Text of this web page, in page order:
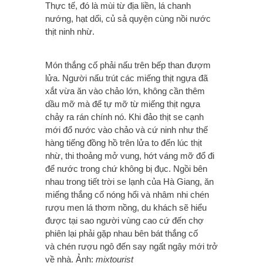
Thực tế, đó là mùi từ địa liền, lá chanh
nướng, hạt dổi, củ sả quyện cùng nồi nước
thịt ninh nhừ.
Món thắng cố phải nấu trên bếp than đượm
lửa. Người nấu trút các miếng thịt ngựa đã
xắt vừa ăn vào chảo lớn, không cần thêm
dầu mỡ mà để tự mỡ từ miếng thịt ngựa
chảy ra rán chính nó. Khi đảo thịt se cạnh
mới đổ nước vào chảo và cứ ninh như thế
hàng tiếng đồng hồ trên lửa to đến lúc thịt
nhừ, thi thoảng mở vung, hớt váng mỡ đổ đi
để nước trong chứ không bị đục. Ngồi bên
nhau trong tiết trời se lạnh của Hà Giang, ăn
miếng thắng cố nóng hổi và nhâm nhi chén
rượu men lá thơm nồng, du khách sẽ hiểu
được tại sao người vùng cao cứ đến chợ
phiên lại phải gặp nhau bên bát thắng cố
và chén rượu ngô đến say ngất ngây mới trở
về nhà. Ảnh: mixtourist